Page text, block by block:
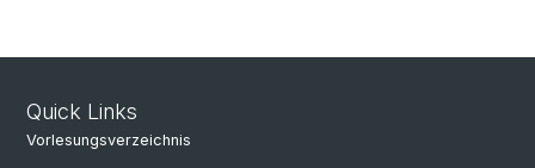
Quick Links
Vorlesungsverzeichnis